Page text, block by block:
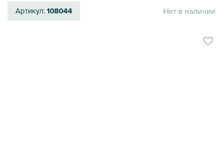
Артикул:108044 Нет в наличии